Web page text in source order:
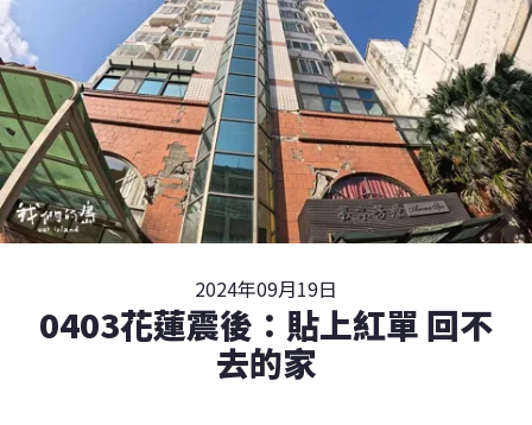
2024年09月19日
0403花蓮震後：貼上紅單 回不
去的家